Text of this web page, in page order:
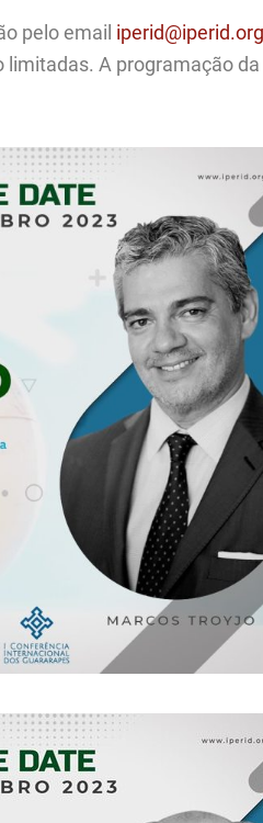
pelo email iperid@iperid.org
limitadas. A programação